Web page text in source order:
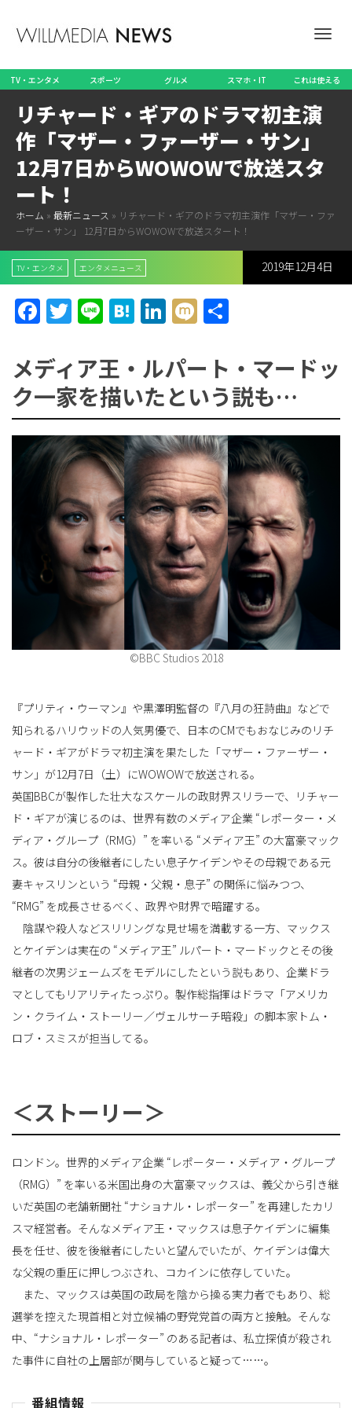
ー
替
え
TV・エンタメ スポーツ グルメ スマホ・IT これは使える
リチャード・ギアのドラマ初主演
作「マザー・ファーザー・サン」
12月7日からWOWOWで放送スタ
ート！
ホーム » 最新ニュース » リチャード・ギアのドラマ初主演作「マザー・ファ
ーザー・サン」 12月7日からWOWOWで放送スタート！
TV・エンタメ エンタメニュース 2019年12月4日
Facebook
Twitter
LineHatena
LinkedIn
Mixi
メディア王・ルパート・マードッ
ク一家を描いたという説も…
©BBC Studios 2018
『プリティ・ウーマン』や黒澤明監督の『八月の狂詩曲』などで
知られるハリウッドの人気男優で、日本のCMでもおなじみのリチ
ャード・ギアがドラマ初主演を果たした「マザー・ファーザー・
サン」が12月7日（土）にWOWOWで放送される。
英国BBCが製作した壮大なスケールの政財界スリラーで、リチャー
ド・ギアが演じるのは、世界有数のメディア企業 “レポーター・メ
ディア・グループ（RMG）” を率いる “メディア王” の大富豪マック
ス。彼は自分の後継者にしたい息子ケイデンやその母親である元
妻キャスリンという “母親・父親・息子” の関係に悩みつつ、
“RMG” を成長させるべく、政界や財界で暗躍する。
陰謀や殺人などスリリングな見せ場を満載する一方、マックス
とケイデンは実在の “メディア王” ルパート・マードックとその後
継者の次男ジェームズをモデルにしたという説もあり、企業ドラ
マとしてもリアリティたっぷり。製作総指揮はドラマ「アメリカ
ン・クライム・ストーリー／ヴェルサーチ暗殺」の脚本家トム・
ロブ・スミスが担当してる。
＜ストーリー＞
ロンドン。世界的メディア企業 “レポーター・メディア・グループ
（RMG）” を率いる米国出身の大富豪マックスは、義父から引き継
いだ英国の老舗新聞社 “ナショナル・レポーター” を再建したカリ
スマ経営者。そんなメディア王・マックスは息子ケイデンに編集
長を任せ、彼を後継者にしたいと望んでいたが、ケイデンは偉大
な父親の重圧に押しつぶされ、コカインに依存していた。
また、マックスは英国の政局を陰から操る実力者でもあり、総
選挙を控えた現首相と対立候補の野党党首の両方と接触。そんな
中、“ナショナル・レポーター” のある記者は、私立探偵が殺され
た事件に自社の上層部が関与していると疑って……。
番組情報